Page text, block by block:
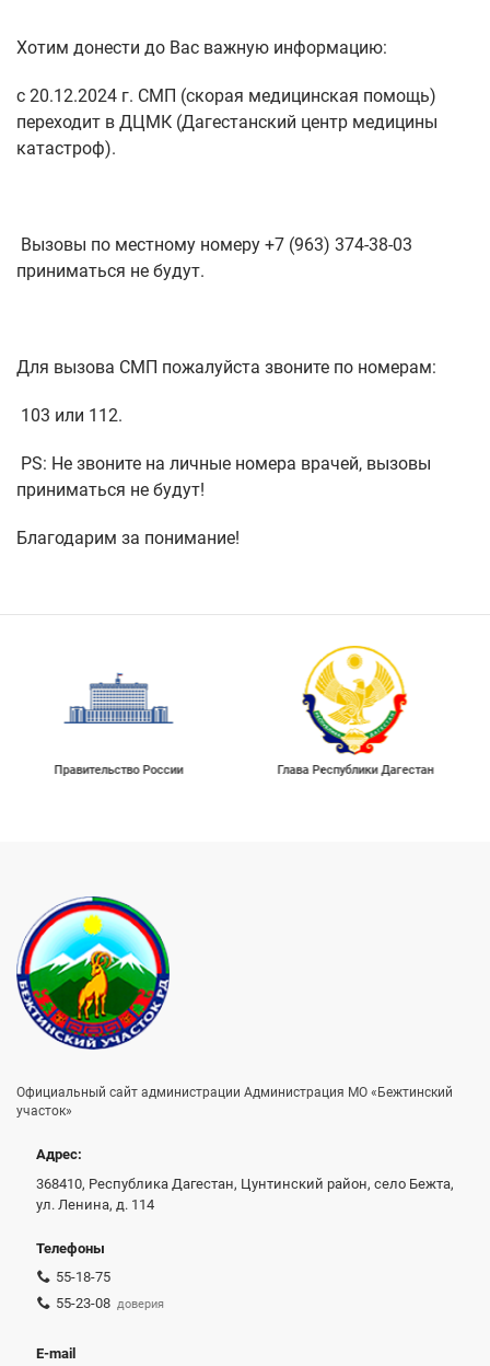
Хотим донести до Вас важную информацию:
с 20.12.2024 г. СМП (скорая медицинская помощь)
переходит в ДЦМК (Дагестанский центр медицины
катастроф).
Вызовы по местному номеру +7 (963) 374-38-03
приниматься не будут.
Для вызова СМП пожалуйста звоните по номерам:
103 или 112.
PS: Не звоните на личные номера врачей, вызовы
приниматься не будут!
Благодарим за понимание!
Правительство России Глава Республики Дагестан
Официальный сайт администрации Администрация МО «Бежтинский
участок»
Адрес:
368410, Республика Дагестан, Цунтинский район, село Бежта,
ул. Ленина, д. 114
Телефоны
55-18-75
55-23-08 доверия
E-mail